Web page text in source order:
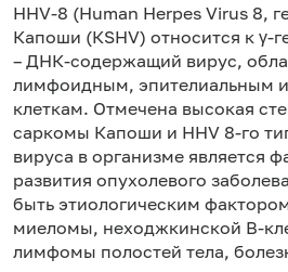
HHV-8 (Human Herpes Virus 8,
Капоши (КSHV) относится к γ-
– ДНК-содержащий вирус,
лимфоидным, эпителиальным
клеткам. Отмечена высокая
саркомы Капоши и HHV 8-го
вируса в организме является
развития опухолевого
быть этиологическим
миеломы, неходжкинской В-
лимфомы полостей тела,